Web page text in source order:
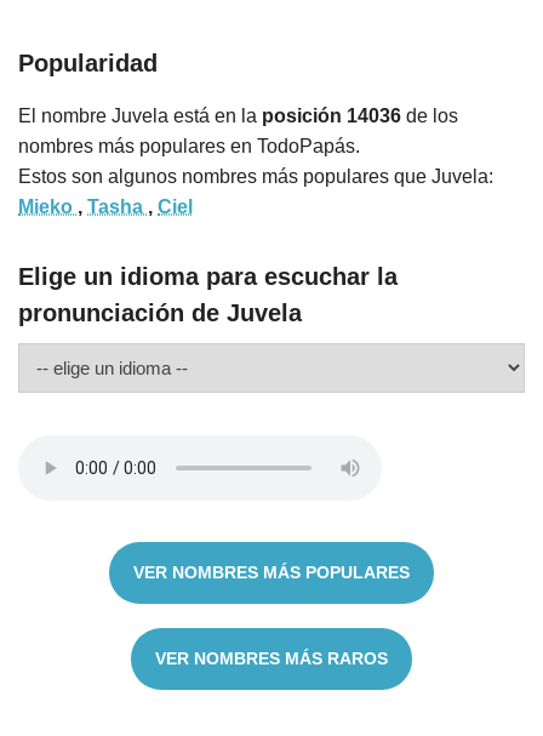
Popularidad
El nombre Juvela está en la posición 14036 de los
nombres más populares en TodoPapás.
Estos son algunos nombres más populares que Juvela:
Mieko , Tasha , Ciel
Elige un idioma para escuchar la
pronunciación de Juvela
VER NOMBRES MÁS POPULARES
VER NOMBRES MÁS RAROS